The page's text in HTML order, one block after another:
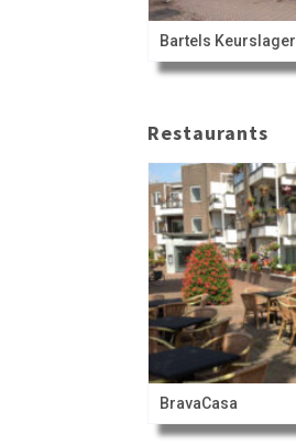
Bartels Keurslager
Restaurants
BravaCasa